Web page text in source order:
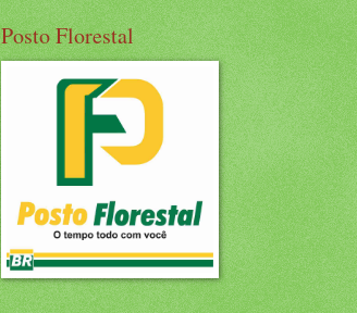
Posto Florestal